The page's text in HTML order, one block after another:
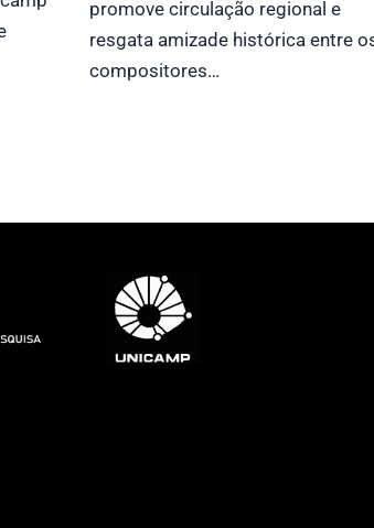
promove circulação regional e
resgata amizade histórica entre
compositores…